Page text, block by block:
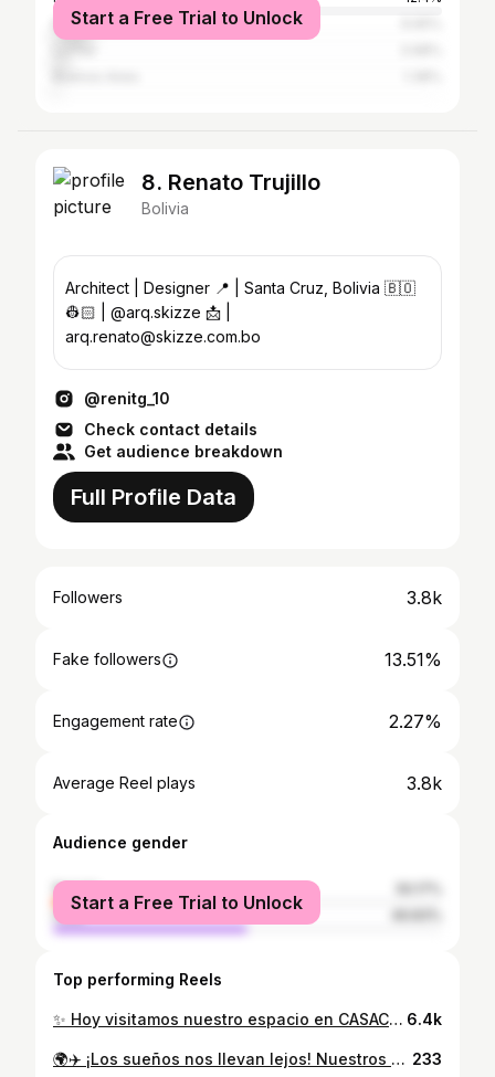
Municipio Trinidad
Start a Free Trial to Unlock
8. Renato Trujillo
Bolivia
Architect | Designer 📍 | Santa Cruz, Bolivia 🇧🇴
👷🏻 | @arq.skizze 📩 |
arq.renato@skizze.com.bo
@renitg_10
Check contact details
Get audience breakdown
Full Profile Data
Followers 3.8k
Fake followers 13.51%
Engagement rate 2.27%
Average Reel plays 3.8k
Audience gender
female
male
Start a Free Trial to Unlock
Top performing Reels
✨ Hoy visitamos nuestro espacio en CASACOR Bolivia 2025 ✨ Estamos muy emocionados por lo que se viene junto a los arquitectos @ivanlengstorff y @renitg_10 , quienes darán vida a un espacio único inspirado en el concepto “Sembrar sueños”. 🌿 Pronto les mostraremos cómo el diseño y la funcionalidad se unen para crear un ambiente que inspira y transforma. ¡Esto recién comienza! 6.4k
🌍✈️ ¡Los sueños nos llevan lejos! Nuestros arquitectos ya están en camino a una experiencia única y un destino que cambiará la forma en que vemos el diseño. ¿Te unes al viaje? #TramontinaDesign #DiseñandoGrandesHistorias #CASACOR2025 233